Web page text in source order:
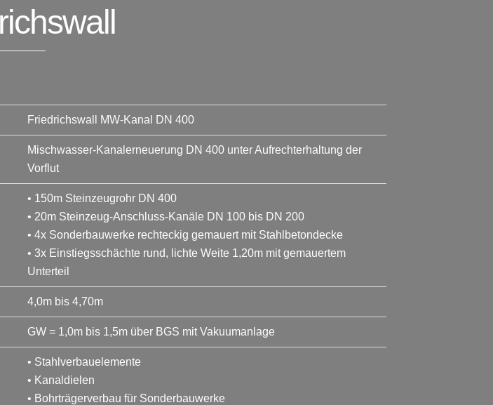
Friedrichswall MW-Kanal DN 400
Mischwasser-Kanalerneuerung DN 400 unter Aufrechterhaltung der
Vorflut
• 150m Steinzeugrohr DN 400
• 20m Steinzeug-Anschluss-Kanäle DN 100 bis DN 200
• 4x Sonderbauwerke rechteckig gemauert mit Stahlbetondecke
• 3x Einstiegsschächte rund, lichte Weite 1,20m mit gemauertem
Unterteil
4,0m bis 4,70m
GW = 1,0m bis 1,5m über BGS mit Vakuumanlage
• Stahlverbauelemente
• Kanaldielen
• Bohrträgerverbau für Sonderbauwerke